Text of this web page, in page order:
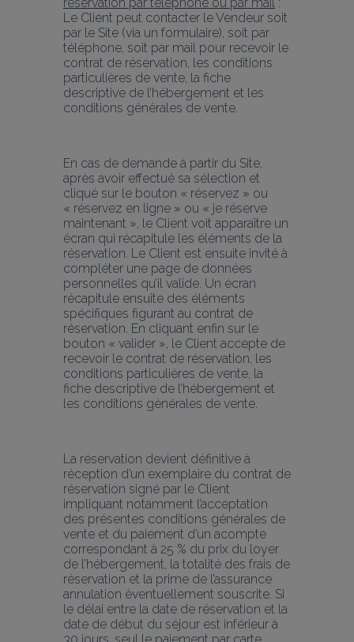
réservation par téléphone ou par mail :
Le Client peut contacter le Vendeur soit
par le Site (via un formulaire), soit par
téléphone, soit par mail pour recevoir le
contrat de réservation, les conditions
particulières de vente, la fiche
descriptive de l’hébergement et les
conditions générales de vente.
En cas de demande à partir du Site,
après avoir effectué sa sélection et
cliqué sur le bouton « réservez » ou
« réservez en ligne » ou « je réserve
maintenant », le Client voit apparaître un
écran qui récapitule les éléments de la
réservation. Le Client est ensuite invité à
compléter une page de données
personnelles qu’il valide. Un écran
récapitule ensuite des éléments
spécifiques figurant au contrat de
réservation. En cliquant enfin sur le
bouton « valider », le Client accepte de
recevoir le contrat de réservation, les
conditions particulières de vente, la
fiche descriptive de l’hébergement et
les conditions générales de vente.
La réservation devient définitive à
réception d’un exemplaire du contrat de
réservation signé par le Client
impliquant notamment l’acceptation
des présentes conditions générales de
vente et du paiement d’un acompte
correspondant à 25 % du prix du loyer
de l’hébergement, la totalité des frais de
réservation et la prime de l’assurance
annulation éventuellement souscrite. Si
le délai entre la date de réservation et la
date de début du séjour est inférieur à